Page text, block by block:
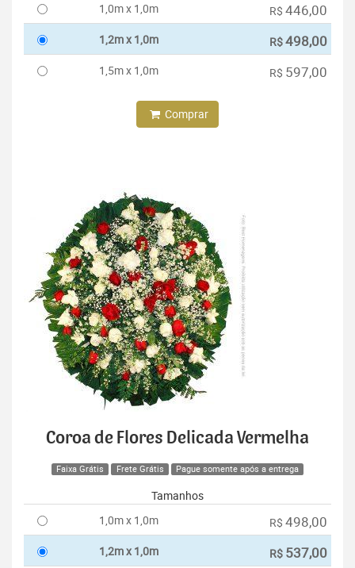
1,0m x 1,0m
R$ 446,00
1,2m x 1,0m R$498,00
1,5m x 1,0m R$ 597,00
Comprar
Coroa de Flores Delicada Vermelha
Faixa Grátis Frete Grátis Pague somente após a entrega
Tamanhos
1,0m x 1,0m
R$ 498,00
1,2m x 1,0m R$ 537,00